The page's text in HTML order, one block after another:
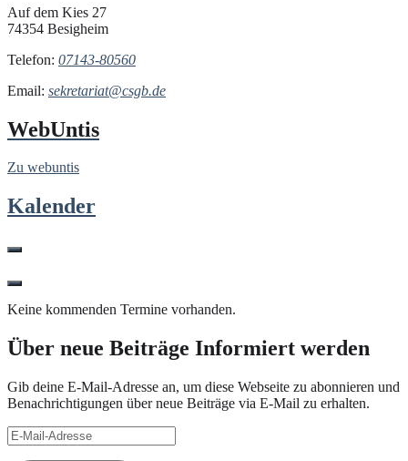
Auf dem Kies 27
74354 Besigheim
Telefon: 07143-80560
Email: sekretariat@csgb.de
WebUntis
Zu webuntis
Kalender
Keine kommenden Termine vorhanden.
Über neue Beiträge Informiert werden
Gib deine E-Mail-Adresse an, um diese Webseite zu abonnieren und
Benachrichtigungen über neue Beiträge via E-Mail zu erhalten.
E-
Mail-